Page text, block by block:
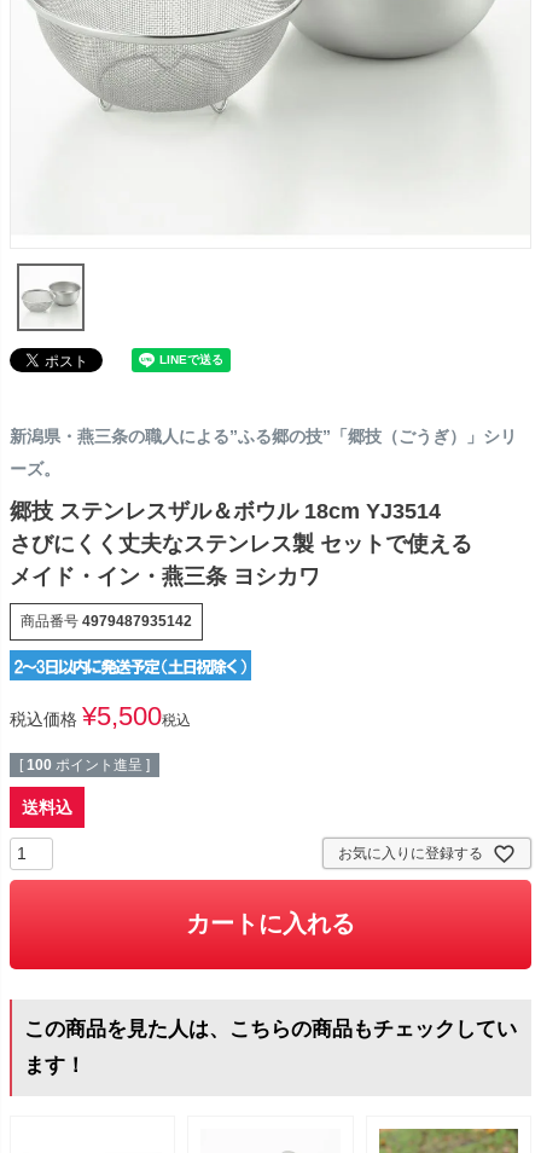
新潟県・燕三条の職人による”ふる郷の技”「郷技（ごうぎ）」シリ
ーズ。
郷技 ステンレスザル＆ボウル 18cm YJ3514
さびにくく丈夫なステンレス製 セットで使える
メイド・イン・燕三条 ヨシカワ
商品番号 4979487935142
税込価格 ¥5,500税込
[ 100 ポイント進呈 ]
送料込
お気に入りに登録する
カートに入れる
この商品を見た人は、こちらの商品もチェックしてい
ます！